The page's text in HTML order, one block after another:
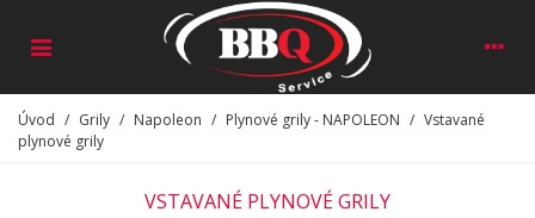
Úvod / Grily / Napoleon / Plynové grily - NAPOLEON / Vstavané
plynové grily
VSTAVANÉ PLYNOVÉ GRILY